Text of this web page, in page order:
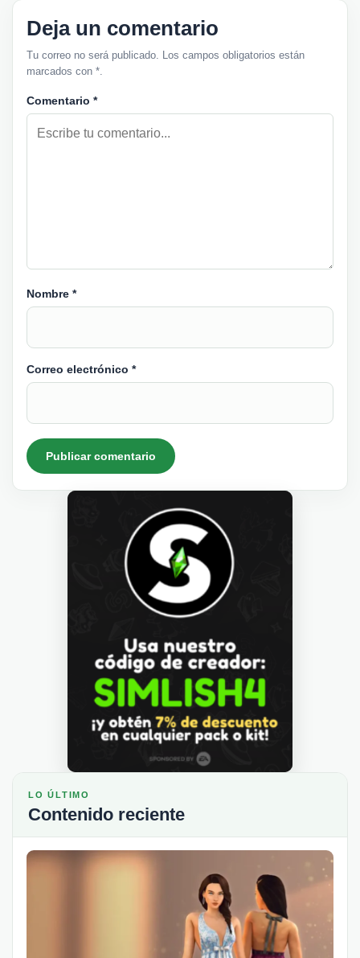
Deja un comentario
Tu correo no será publicado. Los campos obligatorios están
marcados con *.
Comentario *
Nombre *
Correo electrónico *
LO ÚLTIMO
Contenido reciente